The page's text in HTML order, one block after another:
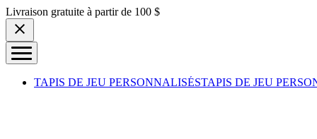
Skip to content
Livraison gratuite à partir de 100 $
TAPIS DE JEU PERSONNALISÉSTAPIS DE JEU